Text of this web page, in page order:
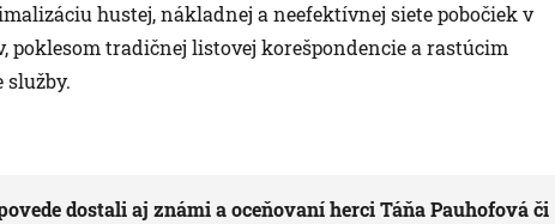
hustej, nákladnej a neefektívnej siete pobočiek v
poklesom tradičnej listovej korešpondencie a rastúcim
dostali aj známi a oceňovaní herci Táňa Pauhofová či